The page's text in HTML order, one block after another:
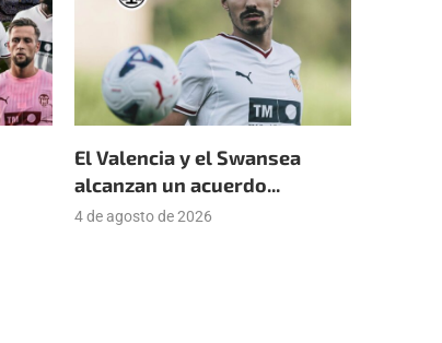
El Valencia y el Swansea
alcanzan un acuerdo...
4 de agosto de 2026